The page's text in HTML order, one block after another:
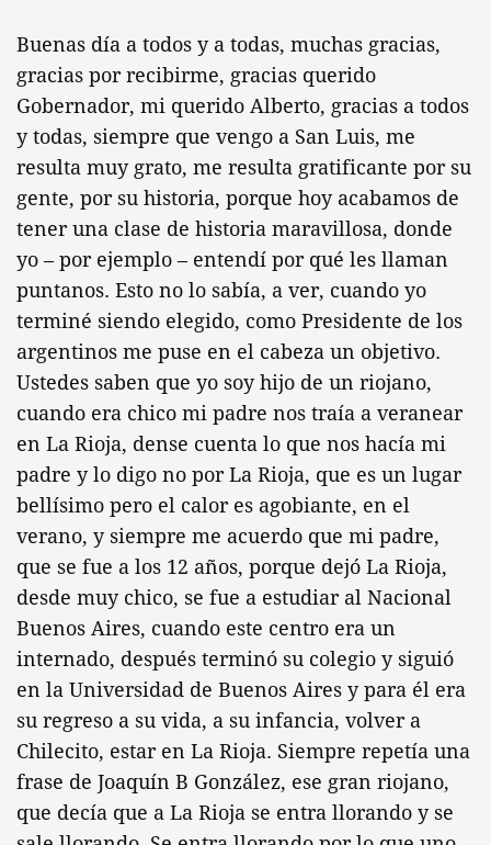
Buenas día a todos y a todas, muchas gracias,
gracias por recibirme, gracias querido
Gobernador, mi querido Alberto, gracias a todos
y todas, siempre que vengo a San Luis, me
resulta muy grato, me resulta gratificante por su
gente, por su historia, porque hoy acabamos de
tener una clase de historia maravillosa, donde
yo – por ejemplo – entendí por qué les llaman
puntanos. Esto no lo sabía, a ver, cuando yo
terminé siendo elegido, como Presidente de los
argentinos me puse en el cabeza un objetivo.
Ustedes saben que yo soy hijo de un riojano,
cuando era chico mi padre nos traía a veranear
en La Rioja, dense cuenta lo que nos hacía mi
padre y lo digo no por La Rioja, que es un lugar
bellísimo pero el calor es agobiante, en el
verano, y siempre me acuerdo que mi padre,
que se fue a los 12 años, porque dejó La Rioja,
desde muy chico, se fue a estudiar al Nacional
Buenos Aires, cuando este centro era un
internado, después terminó su colegio y siguió
en la Universidad de Buenos Aires y para él era
su regreso a su vida, a su infancia, volver a
Chilecito, estar en La Rioja. Siempre repetía una
frase de Joaquín B González, ese gran riojano,
que decía que a La Rioja se entra llorando y se